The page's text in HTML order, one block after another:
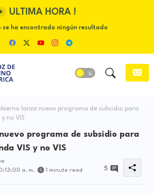
ULTIMA HORA !
ha encontrado ningún resultado
lanza nuevo programa de subsidio para
no VIS
programa de subsidio para
VIS y no VIS
a. m.
1 minute read 5